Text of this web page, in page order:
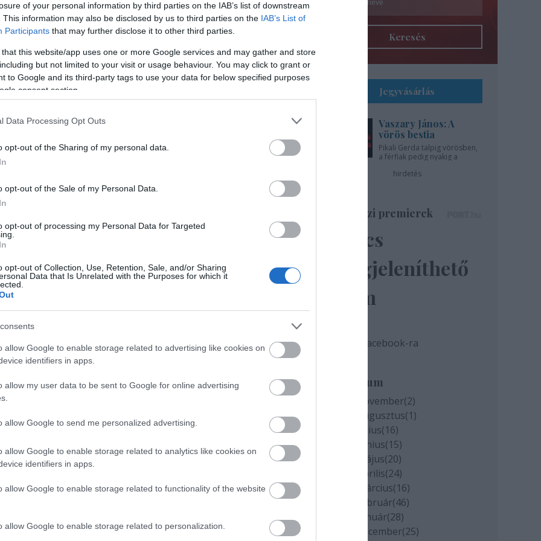
of your personal information by third parties on the IAB’s list of downstream
This information may also be disclosed by us to third parties on the IAB’s List of
Participants that may further disclose it to other third parties.
that this website/app uses one or more Google services and may gather and store
but not limited to your visit or usage behaviour. You may click to grant or
to Google and its third-party tags to use your data for below specified purposes
consent section.
Data Processing Opt Outs
opt-out of the Sharing of my personal data.
opt-out of the Sale of my Personal Data.
opt-out of processing my Personal Data for Targeted
opt-out of Collection, Use, Retention, Sale, and/or Sharing
Data that Is Unrelated with the Purposes for which it
allow Google to enable storage related to advertising like cookies on
identifiers in apps.
allow my user data to be sent to Google for online advertising
allow Google to send me personalized advertising.
allow Google to enable storage related to analytics like cookies on
identifiers in apps.
allow Google to enable storage related to functionality of the website
allow Google to enable storage related to personalization.
Sodró Eliza: "Színészként a katarzist nem
tudjuk garantálni"
„Ilyen rendkívüli és teljesen egyedi helyzettel
még nem kellett szembenéznünk.”
terjedését megakadályozó és érthető kormányzati
Őze Áron: „a színház élő műfaj, amelynek varázsa
A Bartók Kamaraszínház és Művészetek Háza
Magyarországon elsőként előleget fizet jövedelem
bevezetett korlátozások időszaka alatt.
Kovács András Péter: „Mindig átéreztem a
humoristák társadalmi felelősségvállalásának
leghatásosabban szólította meg az embereket a
András Péter karantén slágerével, amely pillanatok
Keresés
Jegyvásárlás
Vaszary János: A
vörös bestia
Pikali Gerda talpig vörösben,
a férfiak pedig nyakig a
hirdetés
Színházi premierek
Nincs
megjeleníthető
elem
Tovább a Facebook-ra
Archívum
2020 november(2)
2020 augusztus(1)
2020 július(16)
2020 június(15)
2020 május(20)
2020 április(24)
2020 március(16)
2020 február(46)
2020 január(28)
2019 december(25)